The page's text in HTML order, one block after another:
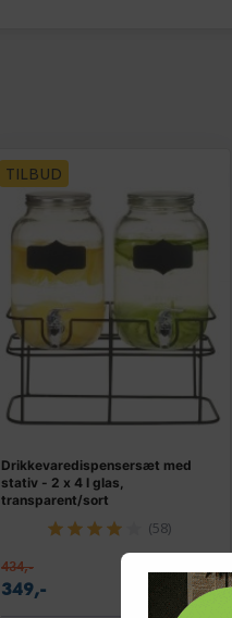
TILBUD
Drikkevaredispensersæt med
stativ - 2 x 4 l glas,
transparent/sort
(58)
434,-
349,- Vis